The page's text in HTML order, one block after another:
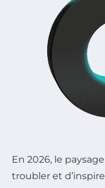
En 2026, le
troubler et